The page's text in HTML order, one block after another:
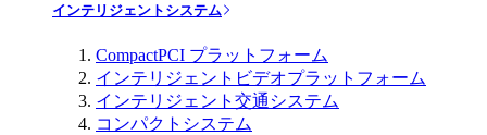
インテリジェントシステム
CompactPCI プラットフォーム
インテリジェントビデオプラットフォーム
インテリジェント交通システム
コンパクトシステム